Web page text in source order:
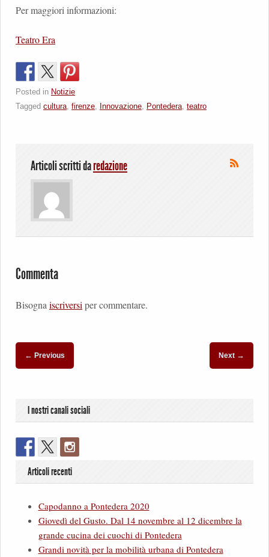
Per maggiori informazioni:
Teatro Era
Posted in Notizie
Tagged cultura, firenze, Innovazione, Pontedera, teatro
Articoli scritti daredazione
Commenta
Bisogna iscriversi per commentare.
← Previous Next →
I nostri canali sociali
Articoli recenti
Capodanno a Pontedera 2020
Giovedì del Gusto. Dal 14 novembre al 12 dicembre la
grande cucina dei cuochi di Pontedera
Grandi novità per la mobilità urbana di Pontedera